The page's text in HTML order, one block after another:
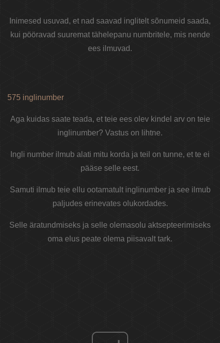
Inimesed usuvad, et nad saavad inglitelt sõnumeid saada,
kui pööravad suuremat tähelepanu numbritele, mis nende
ees ilmuvad.
575 inglinumber
Aga kuidas saate teada, et teie ees olev kindel arv on teie
inglinumber? Vastus on lihtne.
Ingli number ilmub alati mitu korda ja teil on tunne, et te ei
pääse selle eest.
Samuti ilmub teie ellu ootamatult inglinumber ja see ilmub
paljudes erinevates olukordades.
Selle äratundmiseks ja selle olemasolu aktsepteerimiseks
oma elus peate olema piisavalt tark.